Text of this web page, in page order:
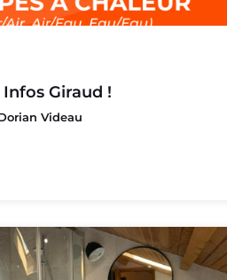
Giraud !
Videau